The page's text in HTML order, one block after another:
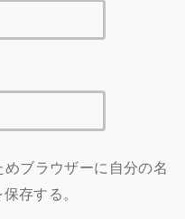
ブラウザーに自分の名
存する。